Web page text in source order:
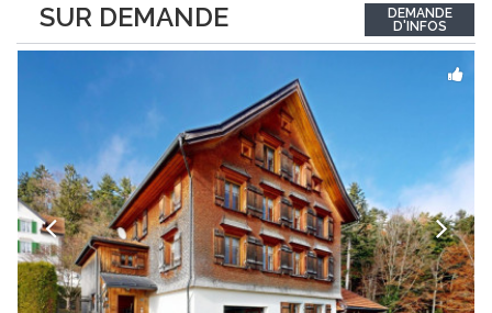
SUR DEMANDE
bestens gewährleistet. Mit jährlichen Mieteinnahmen von total
CHF 99'600.- kommen wir auf eine berechnete...
DEMANDE
D'INFOS